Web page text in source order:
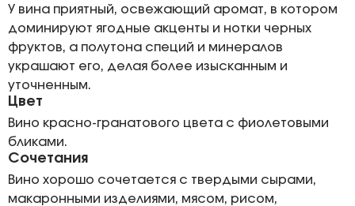
У вина приятный, освежающий аромат, в котором
доминируют ягодные акценты и нотки черных
фруктов, а полутона специй и минералов
украшают его, делая более изысканным и
уточненным.
Цвет
Вино красно-гранатового цвета с фиолетовыми
бликами.
Сочетания
Вино хорошо сочетается с твердыми сырами,
макаронными изделиями, мясом, рисом,